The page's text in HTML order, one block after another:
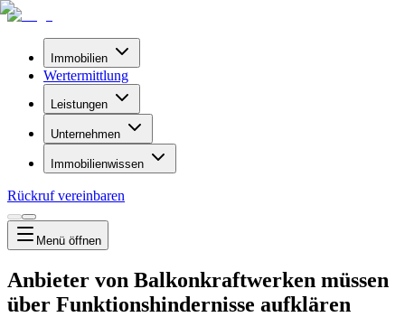
Immobilien
Wertermittlung
Leistungen
Unternehmen
Immobilienwissen
Rückruf vereinbaren
Menü öffnen
Anbieter von Balkonkraftwerken müssen
über Funktionshindernisse aufklären